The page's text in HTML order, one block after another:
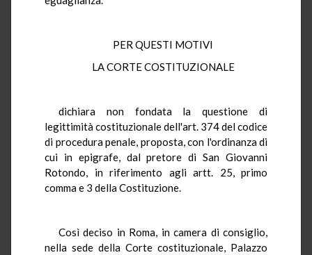
PER QUESTI MOTIVI
LA CORTE COSTITUZIONALE
dichiara non fondata la questione di
legittimità costituzionale dell'art. 374 del codice
di procedura penale, proposta, con l'ordinanza di
cui in epigrafe, dal pretore di San Giovanni
Rotondo, in riferimento agli artt. 25, primo
comma e 3 della Costituzione.
Così deciso in Roma, in camera di consiglio,
nella sede della Corte costituzionale, Palazzo